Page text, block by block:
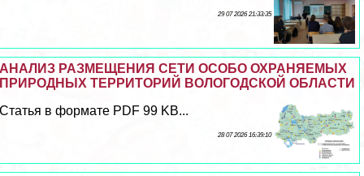
29 07 2026 21:33:35
АНАЛИЗ РАЗМЕЩЕНИЯ СЕТИ ОСОБО ОХРАНЯЕМЫХ
ПРИРОДНЫХ ТЕРРИТОРИЙ ВОЛОГОДСКОЙ ОБЛАСТИ
Статья в формате PDF 99 KB...
28 07 2026 16:39:10